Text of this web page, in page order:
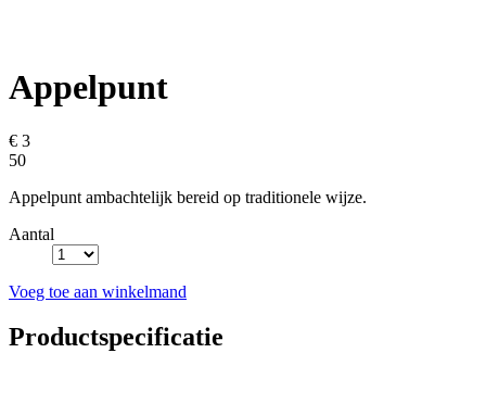
Appelpunt
€ 3
50
Appelpunt ambachtelijk bereid op traditionele wijze.
Aantal
Voeg toe aan winkelmand
Productspecificatie